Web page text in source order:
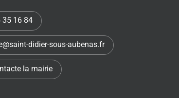
35 16 84
didier-sous-aubenas.fr
la mairie